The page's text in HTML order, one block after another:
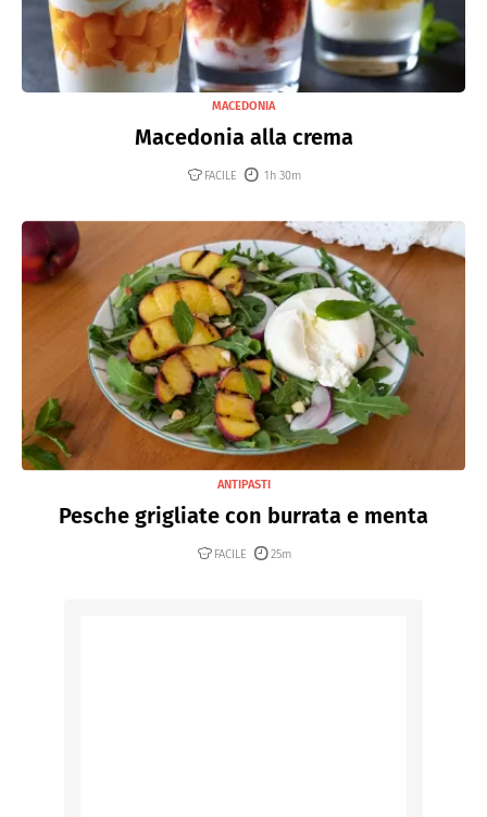
MACEDONIA
Macedonia alla crema
FACILE 1h 30m
ANTIPASTI
Pesche grigliate con burrata e menta
FACILE 25m